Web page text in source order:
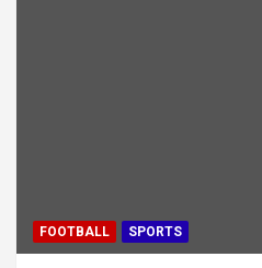
FOOTBALL SPORTS